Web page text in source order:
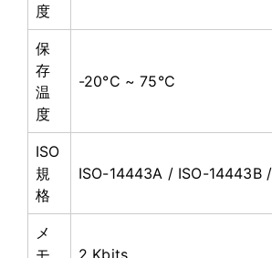
度
保
存
温
度
-20°C ~ 75°C
ISO
規
格
ISO-14443A / ISO-14443B
メ